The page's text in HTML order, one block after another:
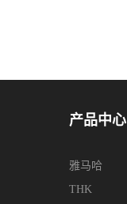
产品中心
雅马哈
THK